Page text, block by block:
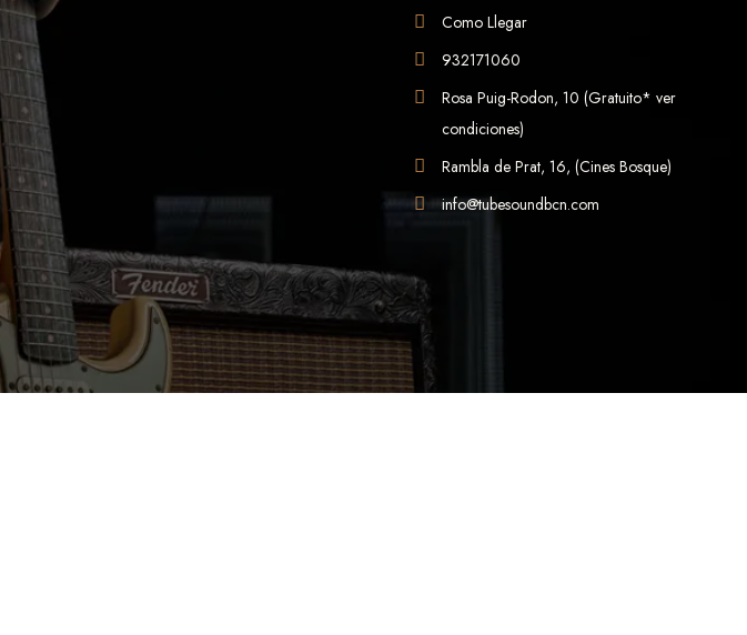
Como Llegar
932171060
Rosa Puig-Rodon, 10 (Gratuito* ver
condiciones)
Rambla de Prat, 16, (Cines Bosque)
info@tubesoundbcn.com